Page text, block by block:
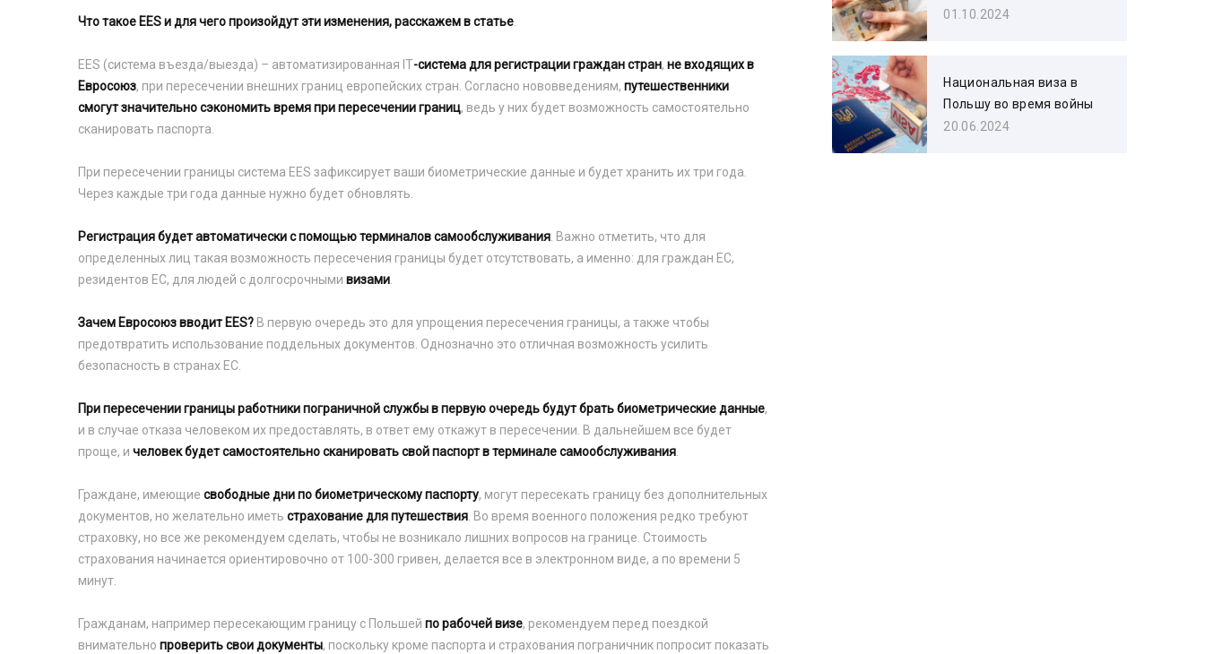
Что такое EES и для чего произойдут эти изменения, расскажем в статье.
EES (система въезда/выезда) – автоматизированная ІТ-система для регистрации граждан стран, не входящих в
Евросоюз, при пересечении внешних границ европейских стран. Согласно нововведениям, путешественники
смогут значительно сэкономить время при пересечении границ, ведь у них будет возможность самостоятельно
сканировать паспорта.
При пересечении границы система EES зафиксирует ваши биометрические данные и будет хранить их три года.
Через каждые три года данные нужно будет обновлять.
Регистрация будет автоматически с помощью терминалов самообслуживания. Важно отметить, что для
определенных лиц такая возможность пересечения границы будет отсутствовать, а именно: для граждан ЕС,
резидентов ЕС, для людей с долгосрочными визами.
Зачем Евросоюз вводит EES? В первую очередь это для упрощения пересечения границы, а также чтобы
предотвратить использование поддельных документов. Однозначно это отличная возможность усилить
безопасность в странах ЕС.
При пересечении границы работники пограничной службы в первую очередь будут брать биометрические данные,
и в случае отказа человеком их предоставлять, в ответ ему откажут в пересечении. В дальнейшем все будет
проще, и человек будет самостоятельно сканировать свой паспорт в терминале самообслуживания.
Граждане, имеющие свободные дни по биометрическому паспорту, могут пересекать границу без дополнительных
документов, но желательно иметь страхование для путешествия. Во время военного положения редко требуют
страховку, но все же рекомендуем сделать, чтобы не возникало лишних вопросов на границе. Стоимость
страхования начинается ориентировочно от 100-300 гривен, делается все в электронном виде, а по времени 5
минут.
Гражданам, например пересекающим границу с Польшей по рабочей визе, рекомендуем перед поездкой
внимательно проверить свои документы, поскольку кроме паспорта и страхования пограничник попросит показать
01.10.2024
Национальная виза в
Польшу во время войны
20.06.2024